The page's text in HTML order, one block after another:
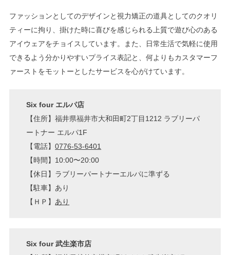
ファッションとしてのデザインと視力矯正の道具としてのクオリ
ティーに拘り、掛けた時に喜びを感じられる上質で遊び心のある
アイウェアをチョイスしています。また、日常生活で気軽に使用
できるよう分かりやすいプライス表記と、何よりもカスタマーフ
ァーストをモットーとしたサービスを心がけています。
Six four エルパ店
【住所】福井県福井市大和田町2丁目1212 ラブリーパ
ートナー エルパ1F
【電話】0776-53-6401
【時間】10:00〜20:00
【休日】ラブリーパートナーエルパに準ずる
【駐車】あり
【ＨＰ】 あり
Six four 武生楽市店